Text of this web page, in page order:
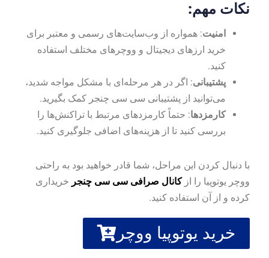
نکات مهم:
امنیت: همواره از وب‌سایت‌های رسمی و معتبر برای
خرید ارزهای دیجیتال و ووچرهای مختلف استفاده
کنید.
پشتیبانی: اگر در هر مرحله‌ای با مشکل مواجه شدید،
می‌توانید از پشتیبانی سی سی چنجر کمک بگیرید.
کارمزدها: حتماً کارمزدهای مرتبط با تراکنش‌ها را
بررسی کنید تا از هزینه‌های اضافی جلوگیری کنید.
با دنبال کردن این مراحل، شما قادر خواهید بود به راحتی
ووچر یوتوپیا را ازکانال صرافی سی سی چنجر خریداری
کرده و از آن استفاده کنید.
خرید یوتوپیا ووچر